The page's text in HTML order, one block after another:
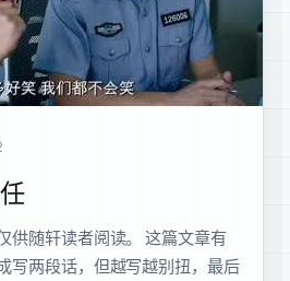
供随轩读者阅读。 这篇文章有
写两段话，但越写越别扭，最后